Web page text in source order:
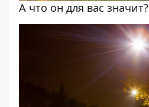
А что он для вас значит?